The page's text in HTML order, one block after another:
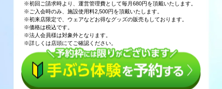
※初回ご請求時より、運営管理費として毎月680円を頂戴いたします。
※ご入会時のみ、施設使用料2,500円を頂戴いたします。
※初来店限定で、ウェアなどお得なグッズの販売もしております。
※価格は税込です。
※法人会員様は対象外となります。
※詳しくは店頭にてご確認ください。